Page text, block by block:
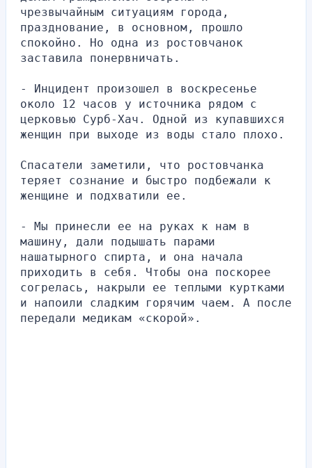
чрезвычайным ситуациям города,
празднование, в основном, прошло
спокойно. Но одна из ростовчанок
заставила понервничать.
- Инцидент произошел в воскресенье
около 12 часов у источника рядом с
церковью Сурб-Хач. Одной из купавшихся
женщин при выходе из воды стало плохо.
Спасатели заметили, что ростовчанка
теряет сознание и быстро подбежали к
женщине и подхватили ее.
- Мы принесли ее на руках к нам в
машину, дали подышать парами
нашатырного спирта, и она начала
приходить в себя. Чтобы она поскорее
согрелась, накрыли ее теплыми куртками
и напоили сладким горячим чаем. А после
передали медикам «скорой».